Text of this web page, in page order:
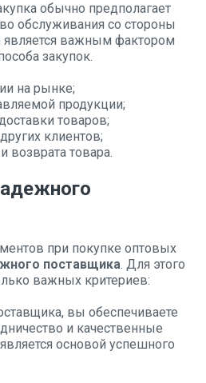
обычно предполагает
обслуживания со стороны
является важным фактором
закупок.
на рынке;
продукции;
товаров;
клиентов;
возврата товара.
при покупке оптовых
поставщика. Для этого
важных критериев:
вы обеспечиваете
и качественные
основой успешного